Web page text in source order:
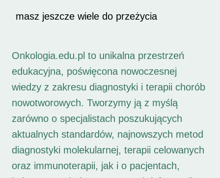
masz jeszcze wiele do przeżycia
Onkologia.edu.pl to unikalna przestrzeń
edukacyjna, poświęcona nowoczesnej
wiedzy z zakresu diagnostyki i terapii chorób
nowotworowych. Tworzymy ją z myślą
zarówno o specjalistach poszukujących
aktualnych standardów, najnowszych metod
diagnostyki molekularnej, terapii celowanych
oraz immunoterapii, jak i o pacjentach,